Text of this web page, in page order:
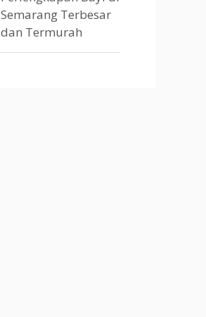
Semarang Terbesar
dan Termurah